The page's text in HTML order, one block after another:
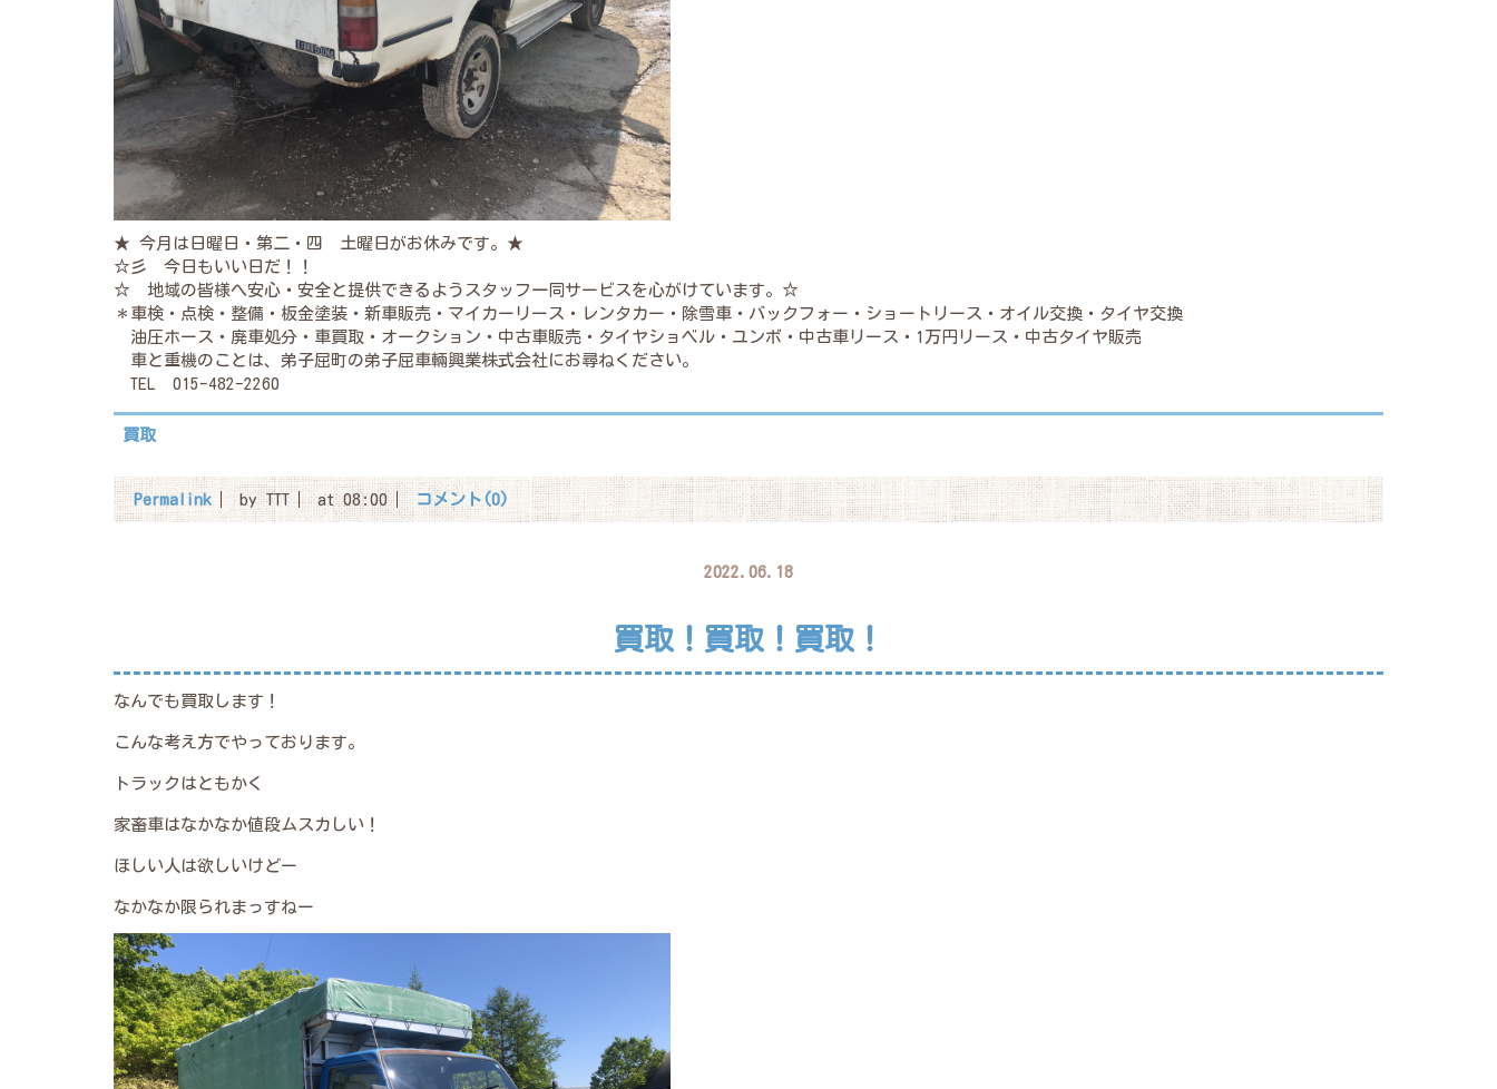
★ 今月は日曜日・第二・四 土曜日がお休みです。★
☆彡 今日もいい日だ！！
☆ 地域の皆様へ安心・安全と提供できるようスタッフ一同サービスを心がけています。☆
＊車検・点検・整備・板金塗装・新車販売・マイカーリース・レンタカー・除雪車・バックフォー・ショートリース・オイル交換・タイヤ交換
油圧ホース・廃車処分・車買取・オークション・中古車販売・タイヤショベル・ユンボ・中古車リース・1万円リース・中古タイヤ販売
車と重機のことは、弟子屈町の弟子屈車輛興業株式会社にお尋ねください。
TEL 015-482-2260
買取
Permalink by TTT at 08:00 コメント(0)
2022.06.18
買取！買取！買取！
なんでも買取します！
こんな考え方でやっております。
トラックはともかく
家畜車はなかなか値段ムスカしい！
ほしい人は欲しいけどー
なかなか限られまっすねー